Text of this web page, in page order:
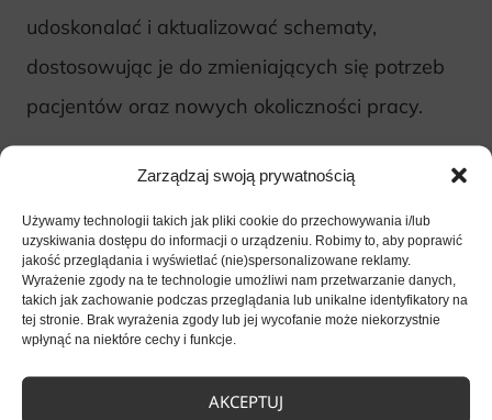
Zarządzaj swoją prywatnością
Używamy technologii takich jak pliki cookie do przechowywania i/lub
uzyskiwania dostępu do informacji o urządzeniu. Robimy to, aby poprawić
jakość przeglądania i wyświetlać (nie)spersonalizowane reklamy.
Wyrażenie zgody na te technologie umożliwi nam przetwarzanie danych,
takich jak zachowanie podczas przeglądania lub unikalne identyfikatory na
tej stronie. Brak wyrażenia zgody lub jej wycofanie może niekorzystnie
wpłynąć na niektóre cechy i funkcje.
AKCEPTUJ
udoskonalać i aktualizować schematy,
dostosowując je do zmieniających się potrzeb
pacjentów oraz nowych okoliczności pracy.
Zainwestuj w jakość
obsługi
Jeśli chcesz uporządkować komunikację
i podnieść standardy pracy rejestracji, warto
Już dziś możesz umówić się na